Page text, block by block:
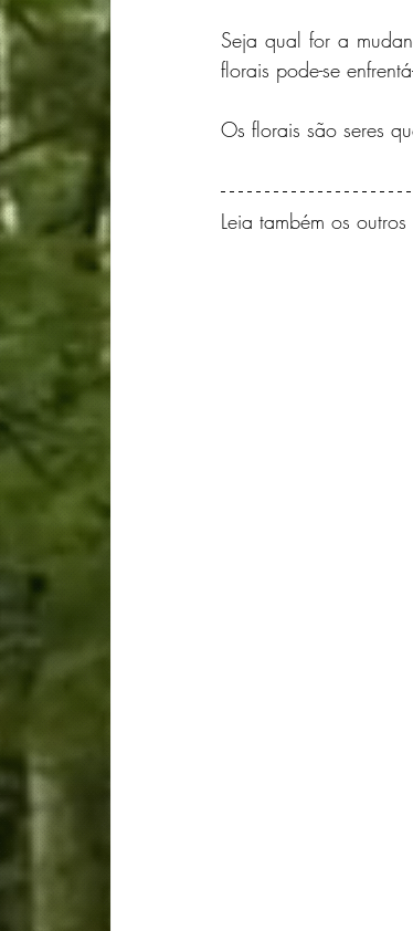
Seja qual for a
florais pode-se
Os florais são seres
Leia também os